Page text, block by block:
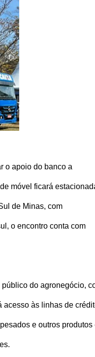
o apoio do banco a
móvel ficará
de Minas, com
o encontro conta com
do agronegócio,
acesso às linhas de
e outros produtos